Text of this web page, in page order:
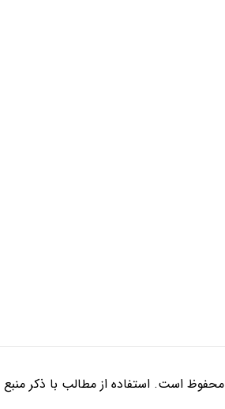
محفوظ است. استفاده از مطالب با ذکر منبع